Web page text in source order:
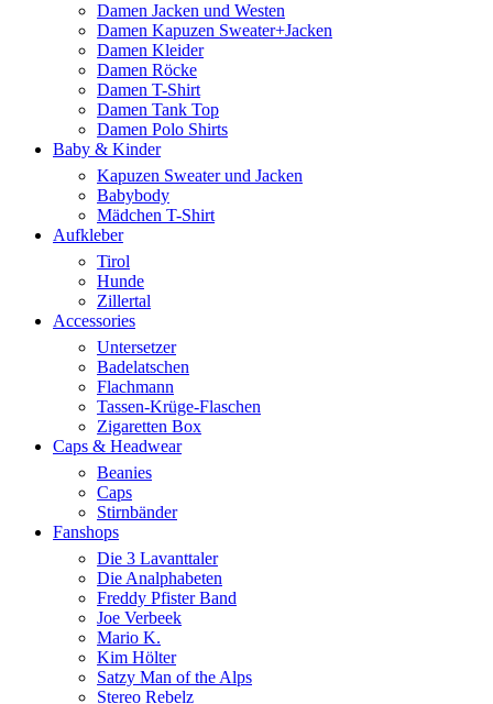
Damen Jacken und Westen
Damen Kapuzen Sweater+Jacken
Damen Kleider
Damen Röcke
Damen T-Shirt
Damen Tank Top
Damen Polo Shirts
Baby & Kinder
Kapuzen Sweater und Jacken
Babybody
Mädchen T-Shirt
Aufkleber
Tirol
Hunde
Zillertal
Accessories
Untersetzer
Badelatschen
Flachmann
Tassen-Krüge-Flaschen
Zigaretten Box
Caps & Headwear
Beanies
Caps
Stirnbänder
Fanshops
Die 3 Lavanttaler
Die Analphabeten
Freddy Pfister Band
Joe Verbeek
Mario K.
Kim Hölter
Satzy Man of the Alps
Stereo Rebelz